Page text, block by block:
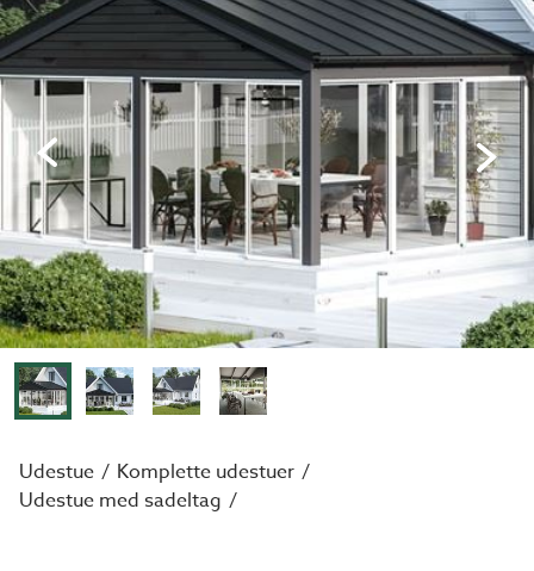
Udestue
Komplette udestuer
Udestue med sadeltag